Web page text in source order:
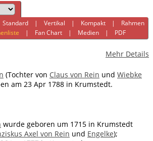
Standard |Vertikal | Kompakt | Rahmen
| Fan Chart | Medien | PDF
Mehr Details
(Tochter von Claus von Rein und Wiebke
am 23 Apr 1788 in Krumstedt.
wurde geboren um 1715 in Krumstedt
Axel von Rein und Engelke);